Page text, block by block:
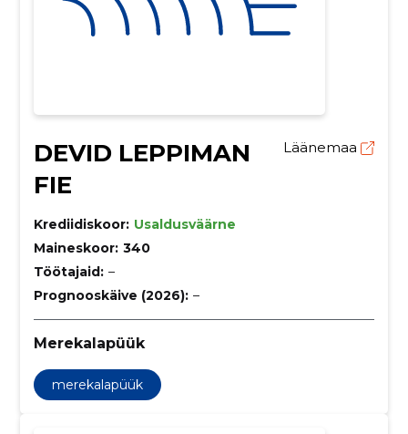
DEVID LEPPIMAN
FIE
Läänemaa
Krediidiskoor: Usaldusväärne
Maineskoor: 340
Töötajaid: –
Prognooskäive (2026): –
Merekalapüük
merekalapüük